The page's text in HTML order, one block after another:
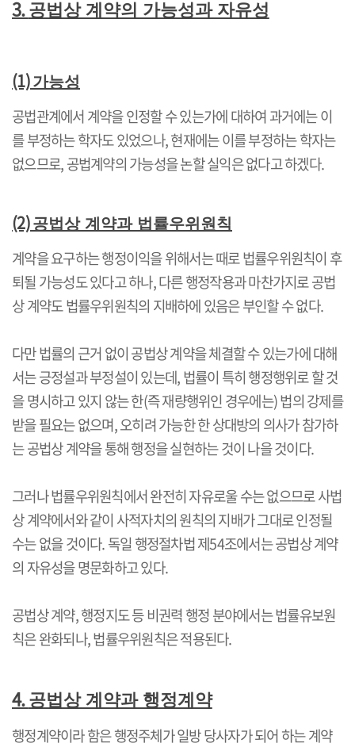
3. 공법상 계약의 가능성과 자유성
(1)가능성
공법관계에서 계약을 인정할 수 있는가에 대하여 과거에는 이
를 부정하는 학자도 있었으나,현재에는 이를 부정하는 학자는
없으므로,공법계약의 가능성을 논할 실익은 없다고 하겠다.
(2)공법상 계약과 법률우위원칙
계약을 요구하는 행정이익을 위해서는 때로 법률우위원칙이 후
퇴될 가능성도 있다고 하나,다른 행정작용과 마찬가지로 공법
상 계약도 법률우위원칙의 지배하에 있음은 부인할 수 없다.
다만 법률의 근거 없이 공법상 계약을 체결할 수 있는가에 대해
서는 긍정설과 부정설이 있는데,법률이 특히 행정행위로 할 것
을 명시하고 있지 않는 한(즉 재량행위인 경우에는)법의 강제를
받을 필요는 없으며,오히려 가능한 한 상대방의 의사가 참가하
는 공법상 계약을 통해 행정을 실현하는 것이 나을 것이다.
그러나 법률우위원칙에서 완전히 자유로울 수는 없으므로 사법
상 계약에서와 같이 사적자치의 원칙의 지배가 그대로 인정될
수는 없을 것이다.독일 행정절차법 제54조에서는 공법상 계약
의 자유성을 명문화하고 있다.
공법상 계약,행정지도 등 비권력 행정 분야에서는 법률유보원
칙은 완화되나,법률우위원칙은 적용된다.
4. 공법상 계약과 행정계약
행정계약이라 함은 행정주체가 일방 당사자가 되어 하는 계약